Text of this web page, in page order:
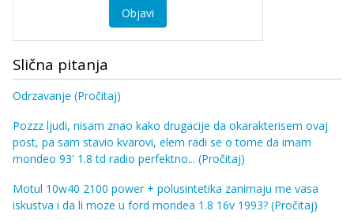
Objavi
Slična pitanja
Odrzavanje (Pročitaj)
Pozzz ljudi, nisam znao kako drugacije da okarakterisem ovaj
post, pa sam stavio kvarovi, elem radi se o tome da imam
mondeo 93' 1.8 td radio perfektno... (Pročitaj)
Motul 10w40 2100 power + polusintetika zanimaju me vasa
iskustva i da li moze u ford mondea 1.8 16v 1993? (Pročitaj)